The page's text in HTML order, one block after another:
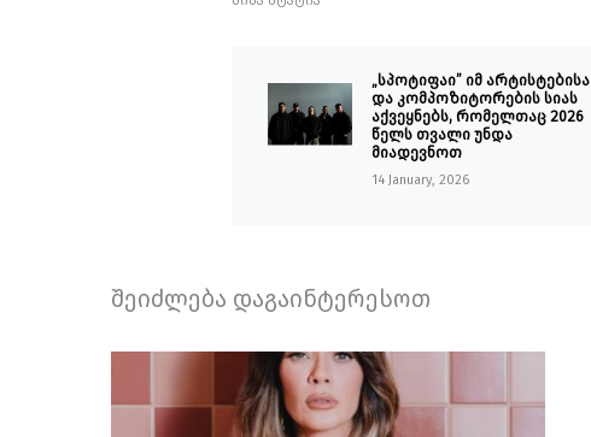
„სპოტიფაი” იმ არტისტებისა
და კომპოზიტორების სიას
აქვეყნებს, რომელთაც 2026
წელს თვალი უნდა
მიადევნოთ
14 January, 2026
შეიძლება დაგაინტერესოთ